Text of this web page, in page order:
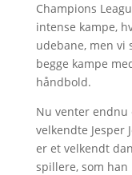
Champions
intense kampe,
udebane, men vi
begge kampe
håndbold.
Nu venter endnu
velkendte Jesper
er et velkendt
spillere, som